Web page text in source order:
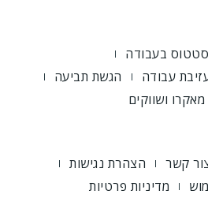
סטטוס בעבודה
עבודה
הגשת תביעה
ושווקים
קשר
הצהרת נגישות
מדיניות פרטיות